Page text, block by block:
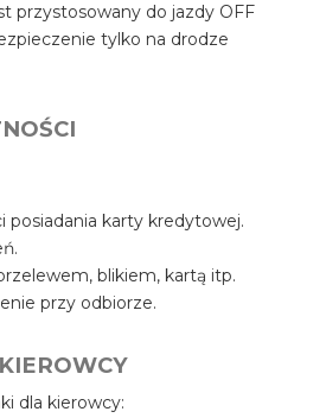
przystosowany do jazdy OFF
tylko na drodze
posiadania karty kredytowej.
blikiem, kartą itp.
przy odbiorze.
dla kierowcy: